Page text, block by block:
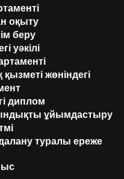
оқыту
беру
уәкілі
жөніндегі
диплом
ұйымдастыру
туралы ереже